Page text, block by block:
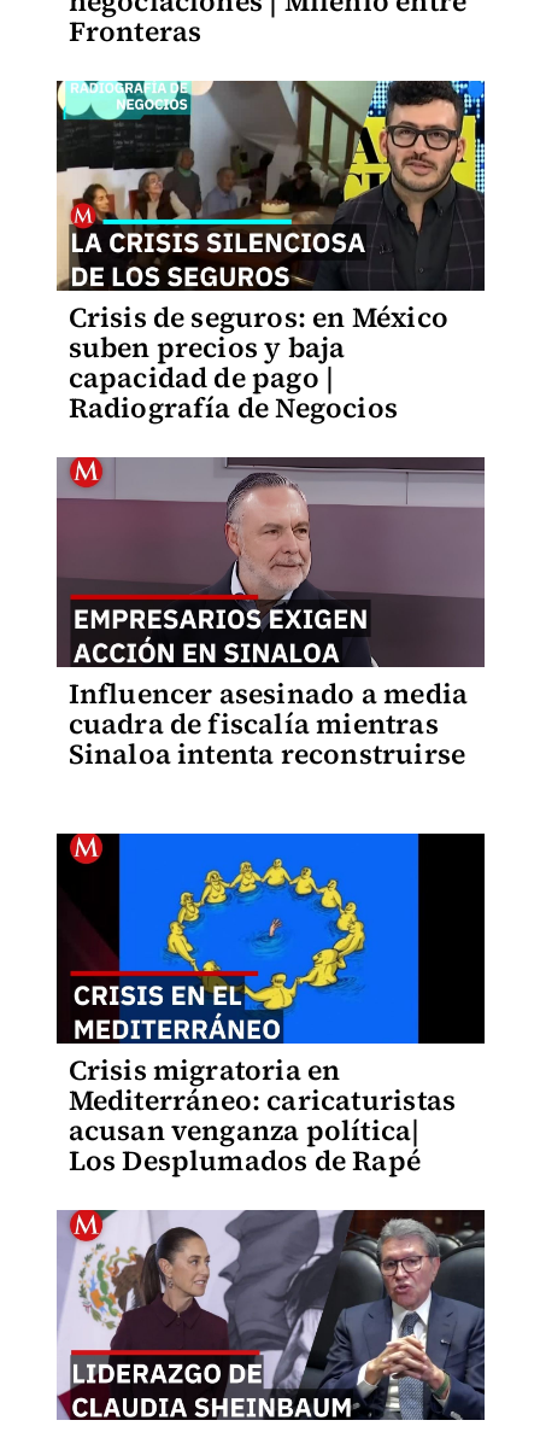
Fronteras
Crisis de seguros: en México
suben precios y baja
capacidad de pago |
Radiografía de Negocios
Influencer asesinado a media
cuadra de fiscalía mientras
Sinaloa intenta reconstruirse
Crisis migratoria en
Mediterráneo: caricaturistas
acusan venganza política|
Los Desplumados de Rapé